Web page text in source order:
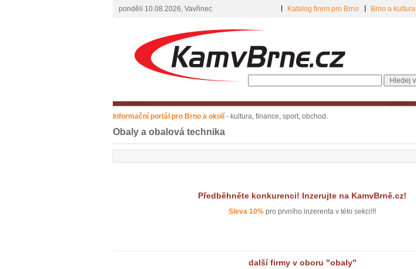
Informační portál pro Brno a okolí - kultura, finance, sport, obchod.
Brno a kultura
Katalog firem pro Brno
pondělí 10.08.2026, Vavřinec
Obaly a obalová technika
Předběhněte konkurenci! Inzerujte na KamvBrně.cz!
Sleva 10% pro prvního inzerenta v této sekci!!!
další firmy v oboru "obaly"